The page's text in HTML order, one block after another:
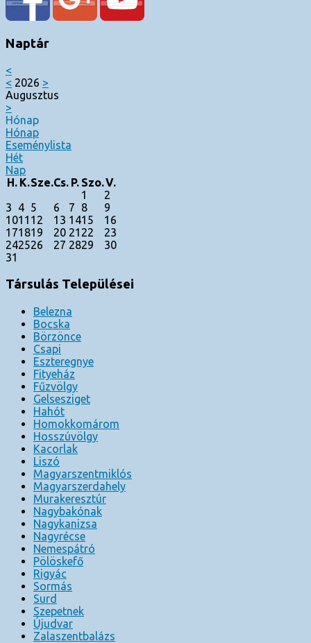
Naptár
<
< 2026 >
Augusztus
>
Hónap
Hónap
Eseménylista
Hét
Nap
H. K.Sze.Cs. P. Szo.V.
1
2
3
4 5 6 7 8
9
1011 12 13 1415
16
171819 20 21 22
23
242526 27 2829
30
31
Társulás Települései
Belezna
Bocska
Börzönce
Csapi
Eszteregnye
Fityeház
Fűzvölgy
Gelsesziget
Hahót
Homokkomárom
Hosszúvölgy
Kacorlak
Liszó
Magyarszentmiklós
Magyarszerdahely
Murakeresztúr
Nagybakónak
Nagykanizsa
Nagyrécse
Nemespátró
Pölöskefő
Rigyác
Sormás
Surd
Szepetnek
Újudvar
Zalaszentbalázs